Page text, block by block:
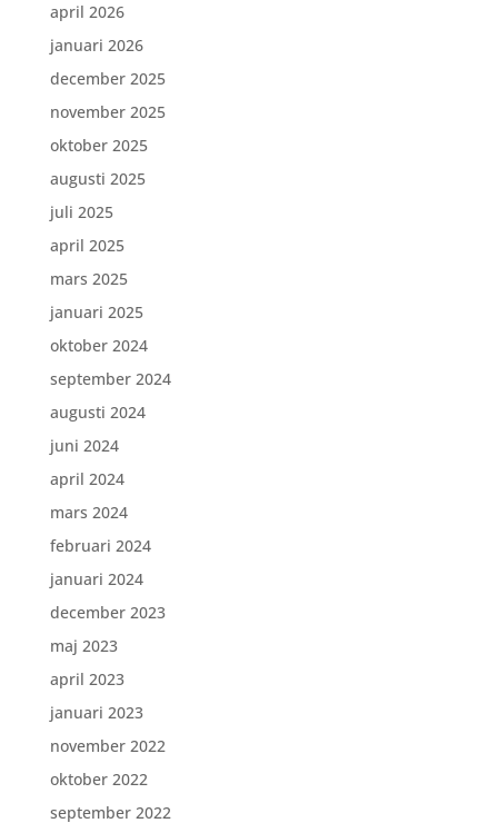
april 2026
januari 2026
december 2025
november 2025
oktober 2025
augusti 2025
juli 2025
april 2025
mars 2025
januari 2025
oktober 2024
september 2024
augusti 2024
juni 2024
april 2024
mars 2024
februari 2024
januari 2024
december 2023
maj 2023
april 2023
januari 2023
november 2022
oktober 2022
september 2022